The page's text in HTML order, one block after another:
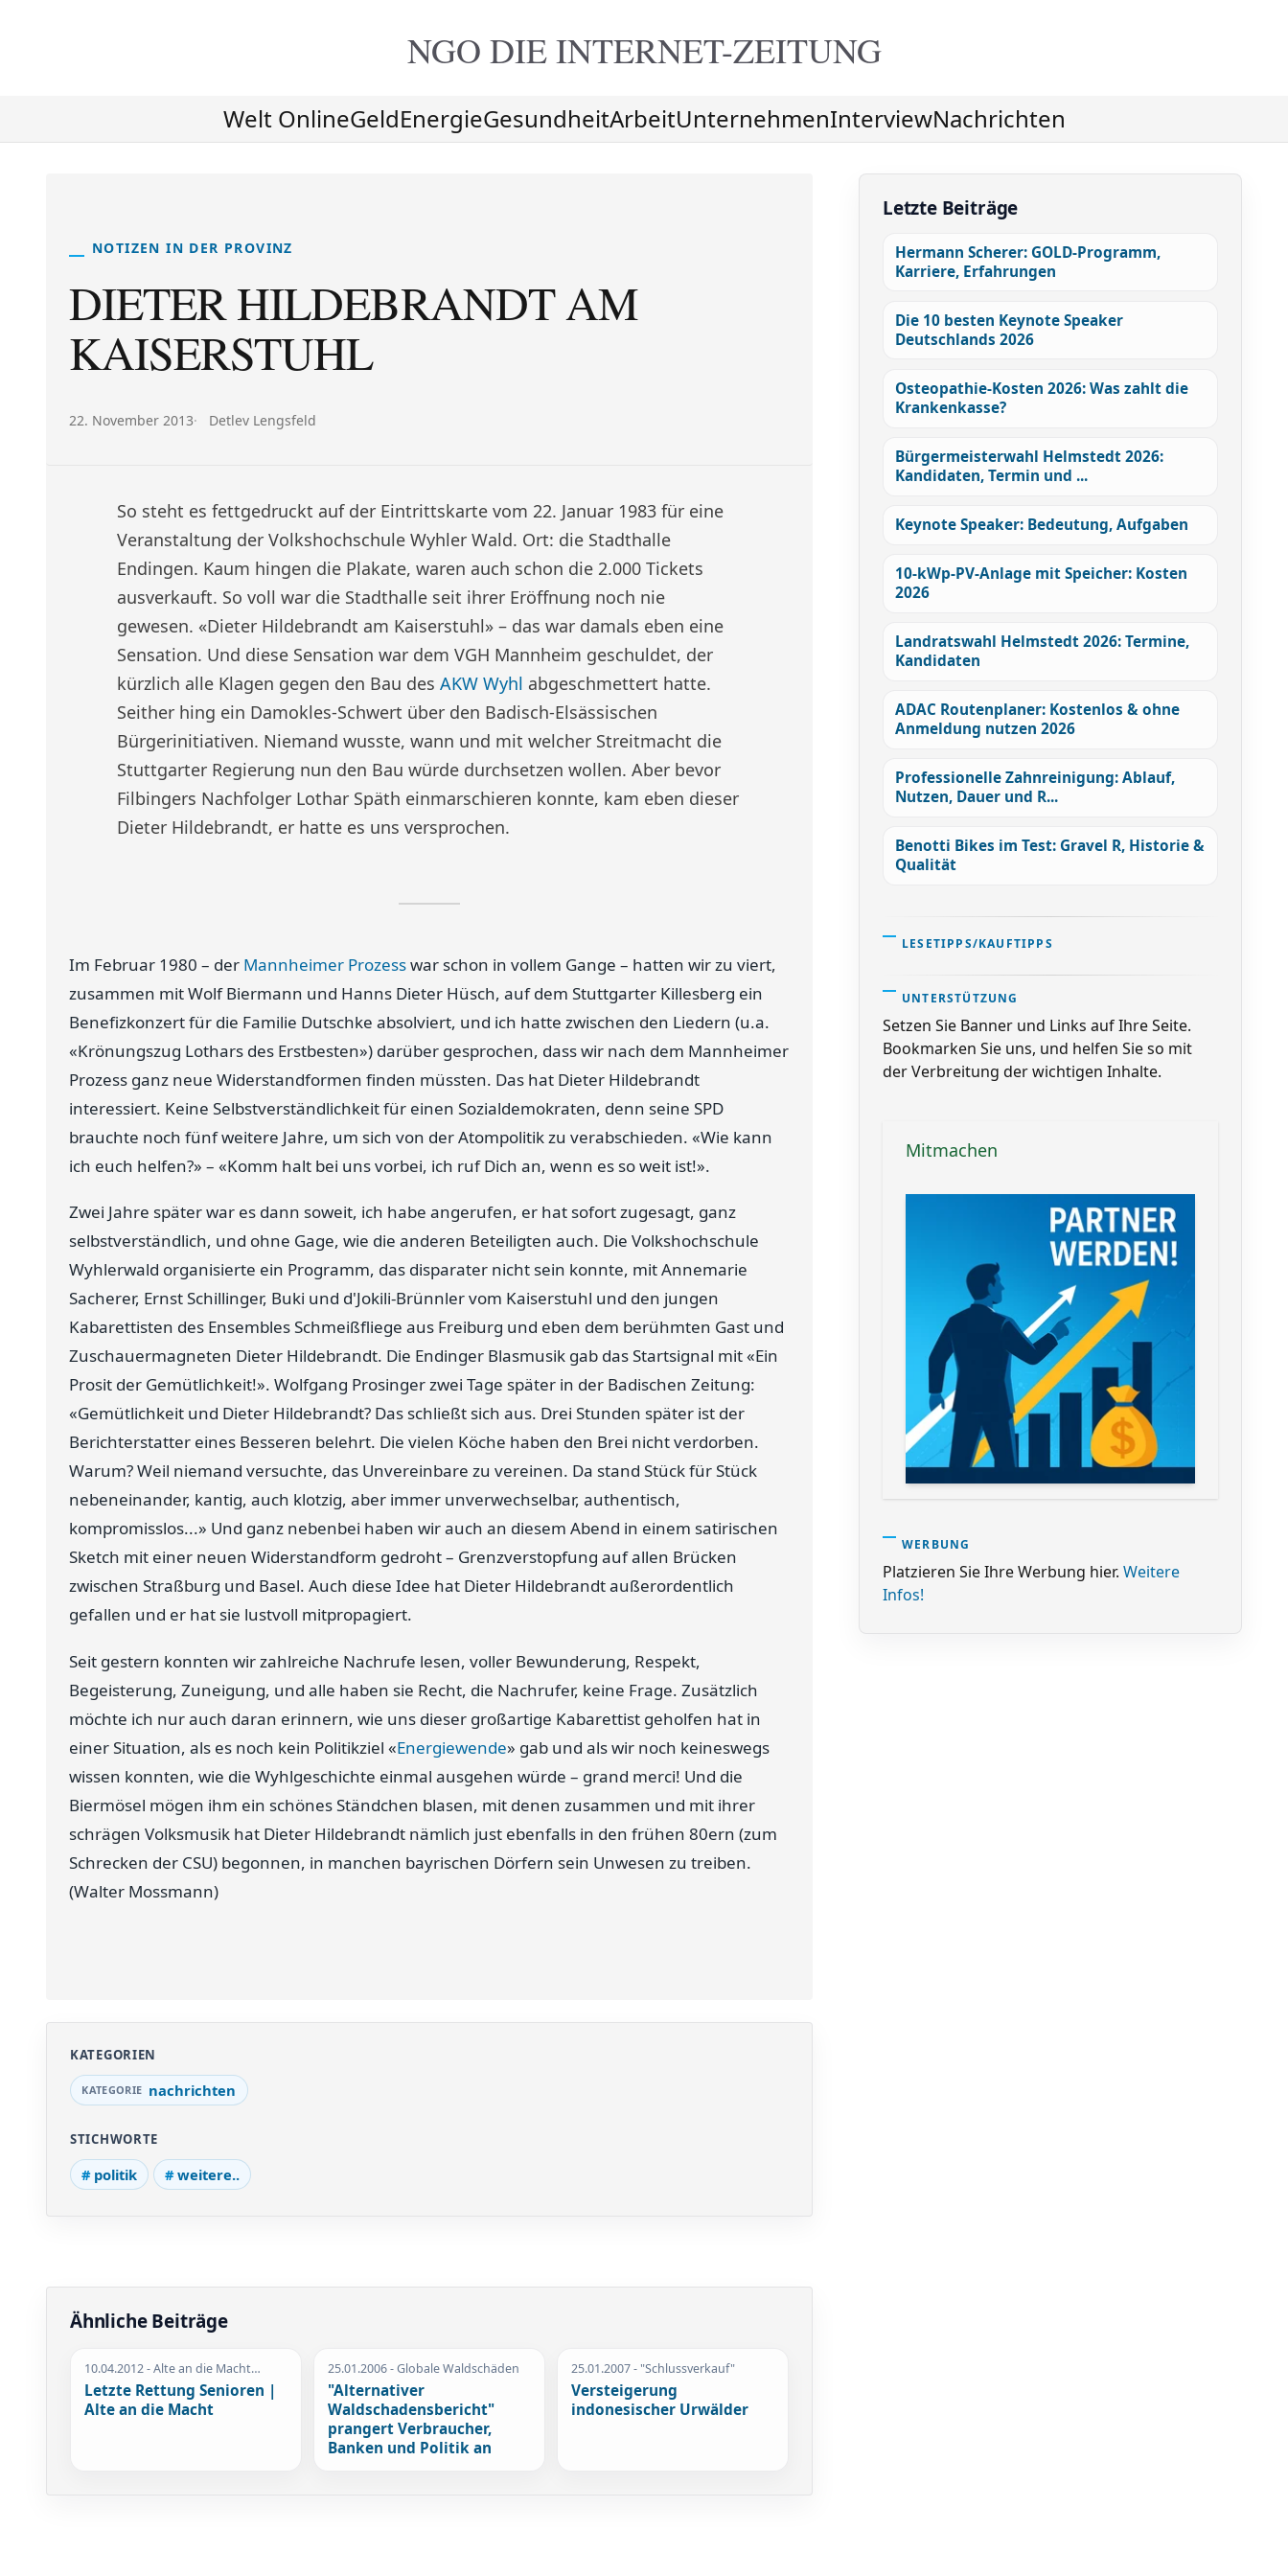
NGO DIEINTERNET-ZEITUNG
Welt OnlineGeldEnergieGesundheitArbeitUnternehmenInterviewNachrichten
NOTIZEN IN DER PROVINZ
DIETER HILDEBRANDT AM
KAISERSTUHL
Veröffentlicht am:
22. November 2013 Autor:
Detlev Lengsfeld
So steht es fettgedruckt auf der Eintrittskarte vom 22. Januar 1983 für eine
Veranstaltung der Volkshochschule Wyhler Wald. Ort: die Stadthalle
Endingen. Kaum hingen die Plakate, waren auch schon die 2.000 Tickets
ausverkauft. So voll war die Stadthalle seit ihrer Eröffnung noch nie
gewesen. «Dieter Hildebrandt am Kaiserstuhl» – das war damals eben eine
Sensation. Und diese Sensation war dem VGH Mannheim geschuldet, der
kürzlich alle Klagen gegen den Bau des AKW Wyhl abgeschmettert hatte.
Seither hing ein Damokles-Schwert über den Badisch-Elsässischen
Bürgerinitiativen. Niemand wusste, wann und mit welcher Streitmacht die
Stuttgarter Regierung nun den Bau würde durchsetzen wollen. Aber bevor
Filbingers Nachfolger Lothar Späth einmarschieren konnte, kam eben dieser
Dieter Hildebrandt, er hatte es uns versprochen.
Im Februar 1980 – der Mannheimer Prozesswar schon in vollem Gange – hatten wir zu viert,
zusammen mit Wolf Biermann und Hanns Dieter Hüsch, auf dem Stuttgarter Killesberg ein
Benefizkonzert für die Familie Dutschke absolviert, und ich hatte zwischen den Liedern (u.a.
«Krönungszug Lothars des Erstbesten») darüber gesprochen, dass wir nach dem Mannheimer
Prozess ganz neue Widerstandformen finden müssten. Das hat Dieter Hildebrandt
interessiert. Keine Selbstverständlichkeit für einen Sozialdemokraten, denn seine SPD
brauchte noch fünf weitere Jahre, um sich von der Atompolitik zu verabschieden. «Wie kann
ich euch helfen?» – «Komm halt bei uns vorbei, ich ruf Dich an, wenn es so weit ist!».
Zwei Jahre später war es dann soweit, ich habe angerufen, er hat sofort zugesagt, ganz
selbstverständlich, und ohne Gage, wie die anderen Beteiligten auch. Die Volkshochschule
Wyhlerwald organisierte ein Programm, das disparater nicht sein konnte, mit Annemarie
Sacherer, Ernst Schillinger, Buki und d'Jokili-Brünnler vom Kaiserstuhl und den jungen
Kabarettisten des Ensembles Schmeißfliege aus Freiburg und eben dem berühmten Gast und
Zuschauermagneten Dieter Hildebrandt. Die Endinger Blasmusik gab das Startsignal mit «Ein
Prosit der Gemütlichkeit!». Wolfgang Prosinger zwei Tage später in der Badischen Zeitung:
«Gemütlichkeit und Dieter Hildebrandt? Das schließt sich aus. Drei Stunden später ist der
Berichterstatter eines Besseren belehrt. Die vielen Köche haben den Brei nicht verdorben.
Warum? Weil niemand versuchte, das Unvereinbare zu vereinen. Da stand Stück für Stück
nebeneinander, kantig, auch klotzig, aber immer unverwechselbar, authentisch,
kompromisslos...» Und ganz nebenbei haben wir auch an diesem Abend in einem satirischen
Sketch mit einer neuen Widerstandform gedroht – Grenzverstopfung auf allen Brücken
zwischen Straßburg und Basel. Auch diese Idee hat Dieter Hildebrandt außerordentlich
gefallen und er hat sie lustvoll mitpropagiert.
Seit gestern konnten wir zahlreiche Nachrufe lesen, voller Bewunderung, Respekt,
Begeisterung, Zuneigung, und alle haben sie Recht, die Nachrufer, keine Frage. Zusätzlich
möchte ich nur auch daran erinnern, wie uns dieser großartige Kabarettist geholfen hat in
einer Situation, als es noch kein Politikziel «Energiewende» gab und als wir noch keineswegs
wissen konnten, wie die Wyhlgeschichte einmal ausgehen würde – grand merci! Und die
Biermösel mögen ihm ein schönes Ständchen blasen, mit denen zusammen und mit ihrer
schrägen Volksmusik hat Dieter Hildebrandt nämlich just ebenfalls in den frühen 80ern (zum
Schrecken der CSU) begonnen, in manchen bayrischen Dörfern sein Unwesen zu treiben.
(Walter Mossmann)
KATEGORIEN
nachrichten
STICHWORTE
politik weitere..
Ähnliche Beiträge
10.04.2012- Alte an die Macht…
Letzte Rettung Senioren |
Alte an die Macht
25.01.2006- Globale Waldschäden
"Alternativer
Waldschadensbericht"
prangert Verbraucher,
Banken und Politik an
25.01.2007- "Schlussverkauf"
Versteigerung
indonesischer Urwälder
Letzte Beiträge
Hermann Scherer: GOLD-Programm,
Karriere, Erfahrungen
Die 10 besten Keynote Speaker
Deutschlands 2026
Osteopathie-Kosten 2026: Was zahlt die
Krankenkasse?
Bürgermeisterwahl Helmstedt 2026:
Kandidaten, Termin und ...
Keynote Speaker: Bedeutung, Aufgaben
10-kWp-PV-Anlage mit Speicher: Kosten
2026
Landratswahl Helmstedt 2026: Termine,
Kandidaten
ADAC Routenplaner: Kostenlos & ohne
Anmeldung nutzen 2026
Professionelle Zahnreinigung: Ablauf,
Nutzen, Dauer und R...
Benotti Bikes im Test: Gravel R, Historie &
Qualität
LESETIPPS/KAUFTIPPS
UNTERSTÜTZUNG
Setzen Sie Banner und Links auf Ihre Seite.
Bookmarken Sie uns, und helfen Sie so mit
der Verbreitung der wichtigen Inhalte.
Mitmachen
WERBUNG
Platzieren Sie Ihre Werbung hier. Weitere
Infos!